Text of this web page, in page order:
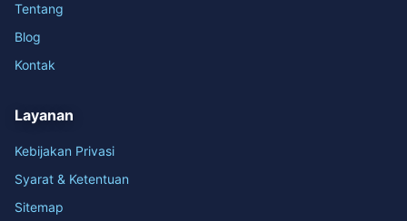
Tentang
Blog
Kontak
Layanan
Kebijakan Privasi
Syarat & Ketentuan
Sitemap